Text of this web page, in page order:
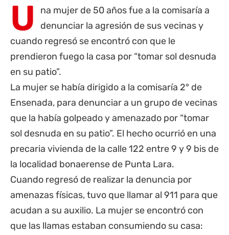
U
na mujer de 50 años fue a la comisaría a
denunciar la agresión de sus vecinas y
cuando regresó se encontró con que le
prendieron fuego la casa por “tomar sol desnuda
en su patio”.
La mujer se había dirigido a la comisaría 2° de
Ensenada, para denunciar a un grupo de vecinas
que la había golpeado y amenazado por “tomar
sol desnuda en su patio”. El hecho ocurrió en una
precaria vivienda de la calle 122 entre 9 y 9 bis de
la localidad bonaerense de Punta Lara.
Cuando regresó de realizar la denuncia por
amenazas físicas, tuvo que llamar al 911 para que
acudan a su auxilio. La mujer se encontró con
que las llamas estaban consumiendo su casa: